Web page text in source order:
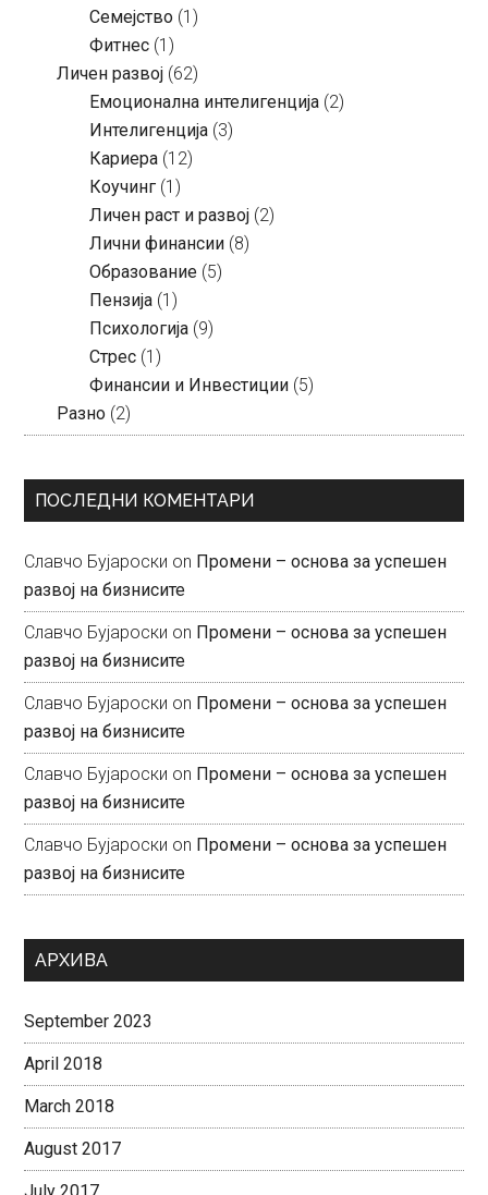
Семејство (1)
Фитнес (1)
Личен развој (62)
Емоционална интелигенција (2)
Интелигенција (3)
Кариера (12)
Коучинг (1)
Личен раст и развој (2)
Лични финансии (8)
Образование (5)
Пензија (1)
Психологија (9)
Стрес (1)
Финансии и Инвестиции (5)
Разно (2)
ПОСЛЕДНИ КОМЕНТАРИ
Славчо Бујароски on Промени – основа за успешен
развој на бизнисите
Славчо Бујароски on Промени – основа за успешен
развој на бизнисите
Славчо Бујароски on Промени – основа за успешен
развој на бизнисите
Славчо Бујароски on Промени – основа за успешен
развој на бизнисите
Славчо Бујароски on Промени – основа за успешен
развој на бизнисите
АРХИВА
September 2023
April 2018
March 2018
August 2017